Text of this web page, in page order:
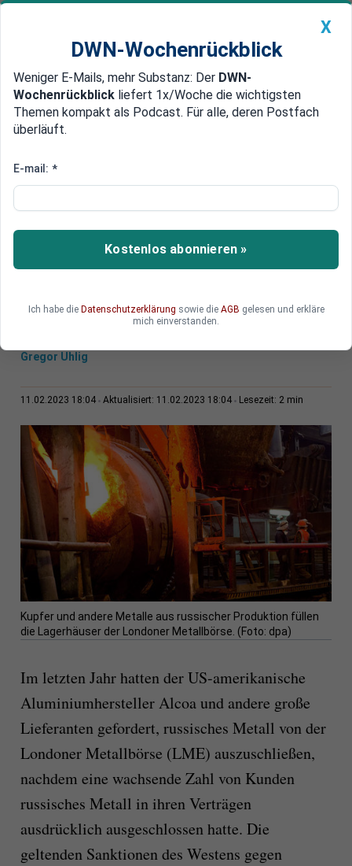
Newsticker MEIN DWN: Geldanlage Premium
Edelmetalle DWN-Magazin China
LME: Russische Metalle bei
Die Londoner Metallbörse meldet zwar einen
Anstieg russischer Metalle in ihrem globalen
Lagerhausnetz. Doch die Kunden akzeptieren das
Gregor Uhlig
11.02.2023 18:04 Aktualisiert: 11.02.2023 18:04 Lesezeit: 2 min
Kupfer und andere Metalle aus russischer Produktion füllen
die Lagerhäuser der Londoner Metallbörse. (Foto: dpa)
Im letzten Jahr hatten der US-amerikanische
Aluminiumhersteller Alcoa und andere große
Lieferanten gefordert, russisches Metall von der
Londoner Metallbörse (LME) auszuschließen,
nachdem eine wachsende Zahl von Kunden
russisches Metall in ihren Verträgen
ausdrücklich ausgeschlossen hatte. Die
geltenden Sanktionen des Westens gegen
X
DWN-Wochenrückblick
Weniger E-Mails, mehr Substanz: Der DWN-
Wochenrückblick liefert 1x/Woche die wichtigsten
Themen kompakt als Podcast. Für alle, deren Postfach
überläuft.
E-mail: *
Kostenlos abonnieren »
Ich habe die Datenschutzerklärung sowie die AGB gelesen und erkläre
mich einverstanden.